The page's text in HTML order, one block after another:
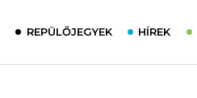
REPÜLŐJEGYEK HÍREK